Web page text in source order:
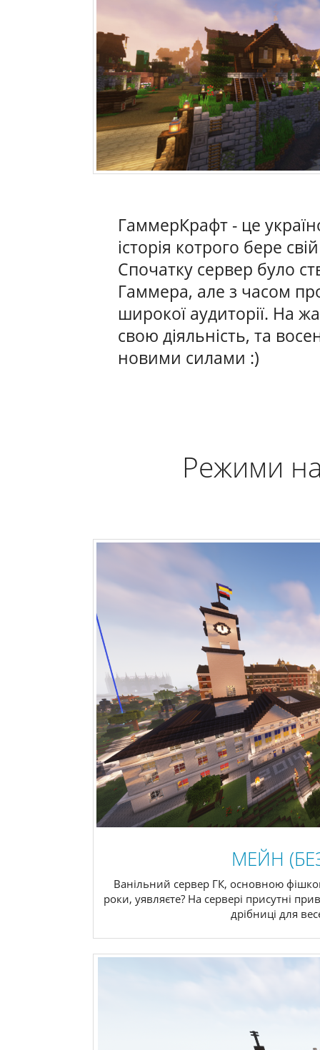
ГаммерКрафт - це
історія котрого бере
Спочатку сервер було
Гаммера, але з часом
широкої аудиторії. На
свою діяльність, та
новими силами :)
Режими
МЕЙН
Ванільний сервер ГК, основною
роки, уявляєте? На сервері присутні
дрібниці для